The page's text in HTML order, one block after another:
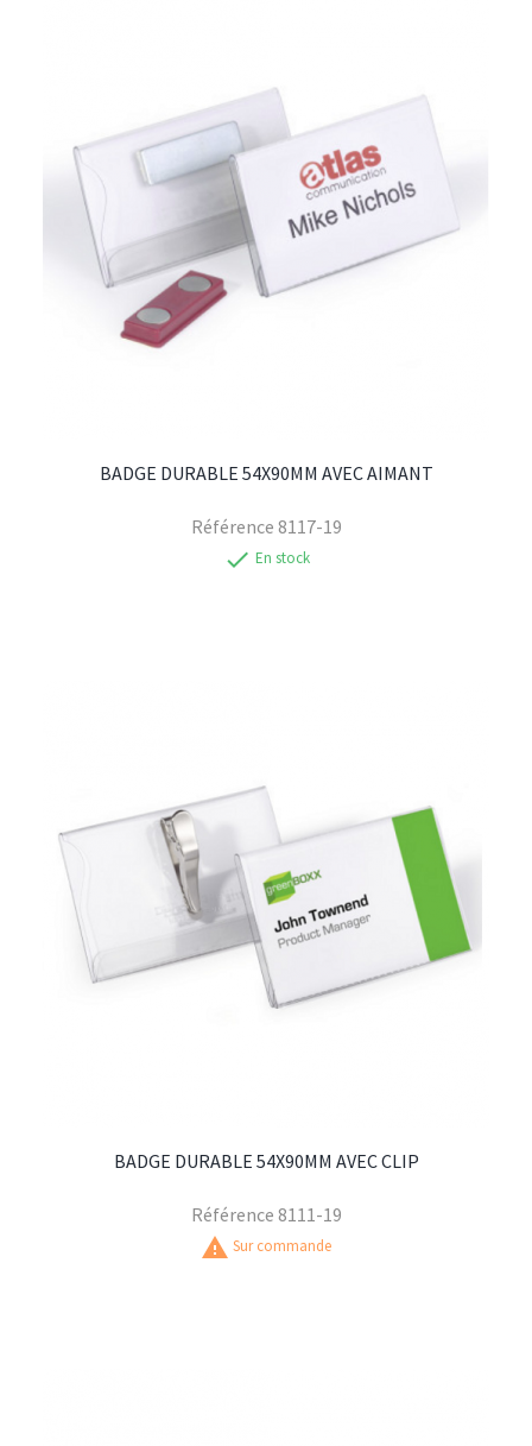
BADGE DURABLE 54X90MM AVEC AIMANT
Référence 8117-19
check En stock
BADGE DURABLE 54X90MM AVEC CLIP
Référence 8111-19
warning Sur commande